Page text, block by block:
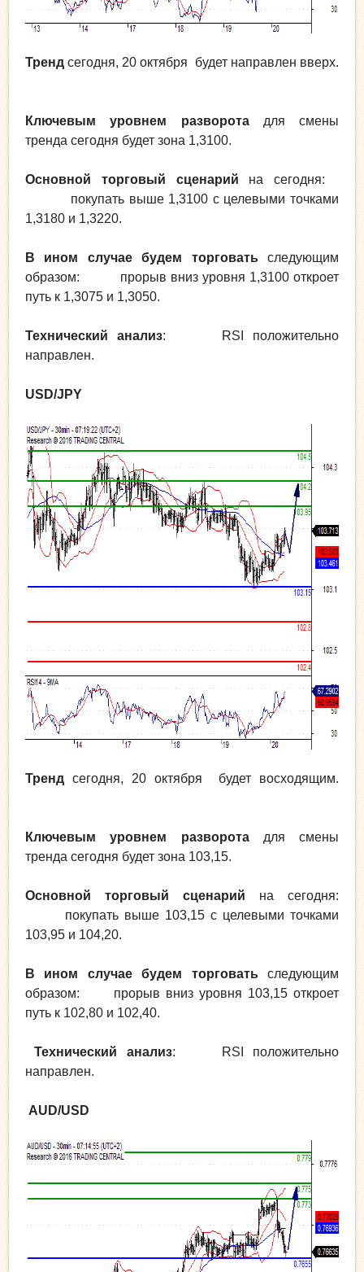
Тренд сегодня, 20 октября будет направлен вверх.
Ключевым уровнем разворотадля смены
тренда сегодня будет зона 1,3100.
Основной торговый сценарий на сегодня:
покупать выше 1,3100 с целевыми точками
1,3180 и 1,3220.
В ином случае будем торговать следующим
образом: прорыв вниз уровня 1,3100 откроет
путь к 1,3075 и 1,3050.
Технический анализ: RSI положительно
направлен.
USD/JPY
Тренд сегодня, 20 октября будет восходящим.
Ключевым уровнем разворотадля смены
тренда сегодня будет зона 103,15.
Основной торговый сценарий на сегодня:
покупать выше 103,15 с целевыми точками
103,95 и 104,20.
В ином случае будем торговать следующим
образом: прорыв вниз уровня 103,15 откроет
путь к 102,80 и 102,40.
Технический анализ: RSI положительно
направлен.
AUD/USD